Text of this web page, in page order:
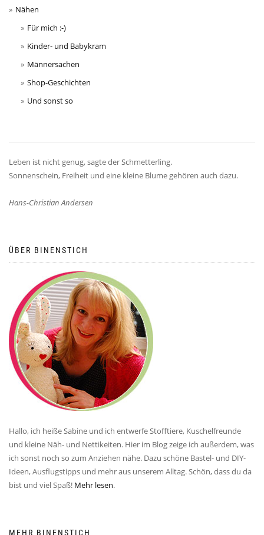
Nähen
Für mich :-)
Kinder- und Babykram
Männersachen
Shop-Geschichten
Und sonst so
Leben ist nicht genug, sagte der Schmetterling.
Sonnenschein, Freiheit und eine kleine Blume gehören auch dazu.
Hans-Christian Andersen
ÜBER BINENSTICH
Hallo, ich heiße Sabine und ich entwerfe Stofftiere, Kuschelfreunde
und kleine Näh- und Nettikeiten. Hier im Blog zeige ich außerdem, was
ich sonst noch so zum Anziehen nähe. Dazu schöne Bastel- und DIY-
Ideen, Ausflugstipps und mehr aus unserem Alltag. Schön, dass du da
bist und viel Spaß! Mehr lesen.
MEHR BINENSTICH